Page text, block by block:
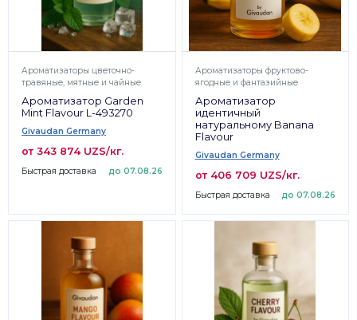
Ароматизаторы цветочно-
травяные, мятные и чайные
Ароматизатор Garden
Mint Flavour L-493270
Givaudan Germany
от 343 874 UZS/кг.
Быстрая доставка до 07.08.26
Ароматизаторы фруктово-
ягодные и фантазийные
Ароматизатор
идентичный
натуральному Banana
Flavour
Givaudan Germany
от 406 709 UZS/кг.
Быстрая доставка до 07.08.26